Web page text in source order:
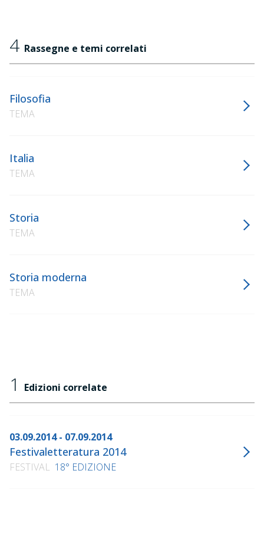
4 Rassegne e temi correlati
Filosofia
TEMA
Italia
TEMA
Storia
TEMA
Storia moderna
TEMA
1 Edizioni correlate
03.09.2014 - 07.09.2014
Festivaletteratura 2014
FESTIVAL 18° EDIZIONE